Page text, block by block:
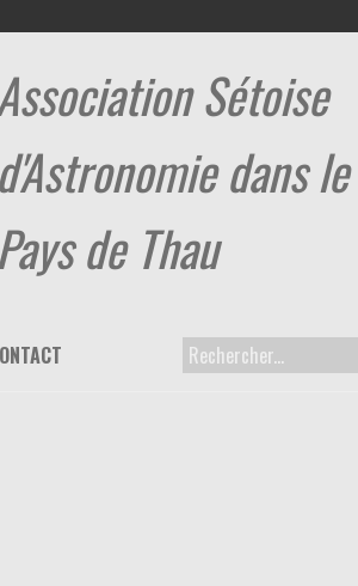
Sétoise
d'Astronomie dans le
Pays de Thau